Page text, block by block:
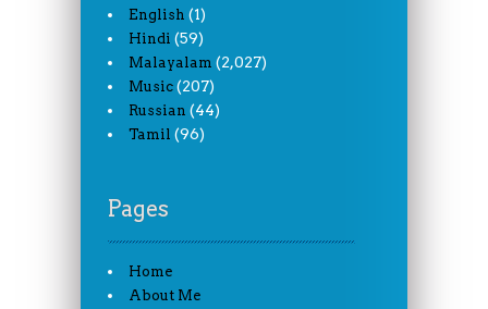
English (1)
Hindi (59)
Malayalam (2,027)
Music (207)
Russian (44)
Tamil (96)
Pages
Home
About Me